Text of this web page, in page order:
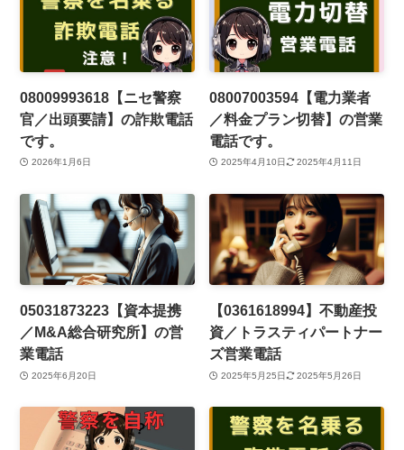
08009993618【ニセ警察
官／出頭要請】の詐欺電話
です。
2026年1月6日
08007003594【電力業者
／料金プラン切替】の営業
電話です。
2025年4月10日 2025年4月11日
05031873223【資本提携
／M&A総合研究所】の営
業電話
2025年6月20日
【0361618994】不動産投
資／トラスティパートナー
ズ営業電話
2025年5月25日 2025年5月26日